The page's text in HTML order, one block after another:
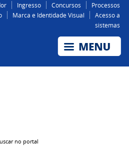
Ingresso Concursos
Processos
Marca e Identidade Visual
Acesso a
sistemas
no portal